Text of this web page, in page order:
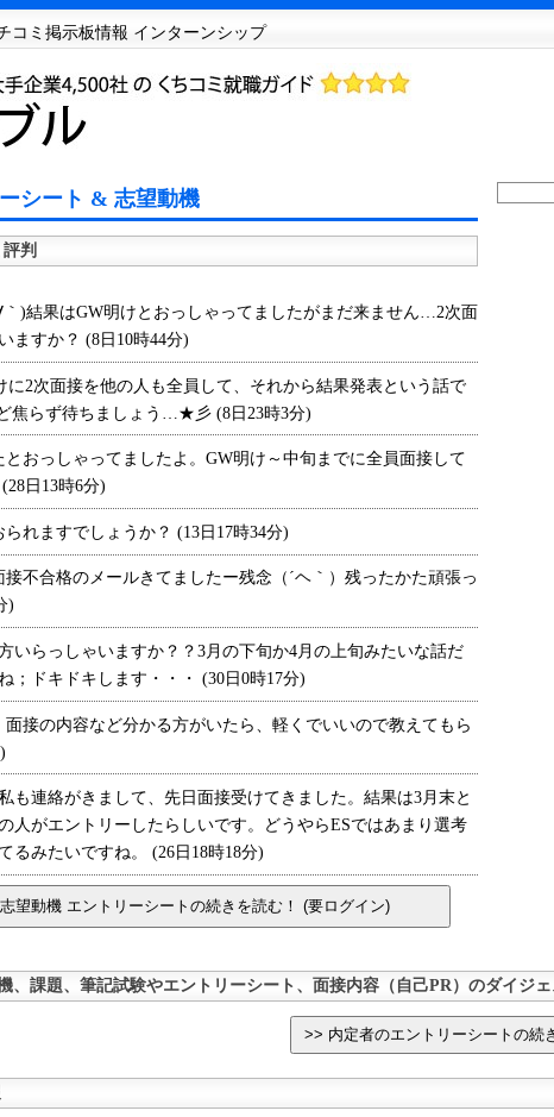
コミ掲示板情報 インターンシップ
シート & 志望動機
判
)結果はGW明けとおっしゃってましたがまだ来ません…2次面
ますか？ (8日10時44分)
2次面接を他の人も全員して、それから結果発表という話で
焦らず待ちましょう…★彡 (8日23時3分)
おっしゃってましたよ。GW明け～中旬までに全員面接して
日13時6分)
れますでしょうか？ (13日17時34分)
不合格のメールきてましたー残念（´ヘ｀）残ったかた頑張っ
)
いらっしゃいますか？？3月の下旬か4月の上旬みたいな話だ
；ドキドキします・・・ (30日0時17分)
接の内容など分かる方がいたら、軽くでいいので教えてもら
も連絡がきまして、先日面接受けてきました。結果は3月末と
人がエントリーしたらしいです。どうやらESではあまり選考
るみたいですね。 (26日18時18分)
、課題、筆記試験やエントリーシート、面接内容（自己PR）のダイジ